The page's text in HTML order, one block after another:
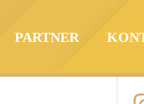
PARTNER